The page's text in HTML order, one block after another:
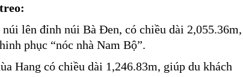
núi lên đỉnh núi Bà Đen, có chiều dài 2,055.36m,
phục “nóc nhà Nam Bộ”.
Hang có chiều dài 1,246.83m, giúp du khách